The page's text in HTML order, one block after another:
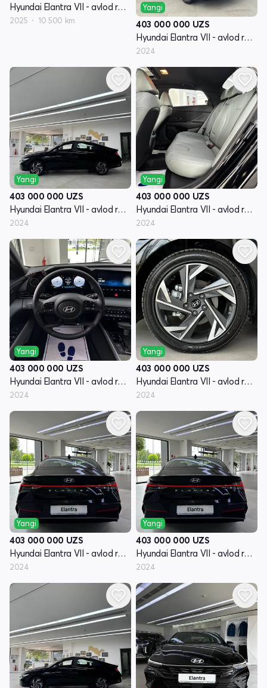
Hyundai Elantra VII - avlod restayling (CN7)
2025 10 500 km
Yangi
403 000 000 UZS
Hyundai Elantra VII - avlod restayling (CN7)
2024
Yangi
403 000 000 UZS
Hyundai Elantra VII - avlod restayling (CN7)
2024
Yangi
403 000 000 UZS
Hyundai Elantra VII - avlod restayling (CN7)
2024
Yangi
403 000 000 UZS
Hyundai Elantra VII - avlod restayling (CN7)
2024
Yangi
403 000 000 UZS
Hyundai Elantra VII - avlod restayling (CN7)
2024
Yangi
403 000 000 UZS
Hyundai Elantra VII - avlod restayling (CN7)
2024
Yangi
403 000 000 UZS
Hyundai Elantra VII - avlod restayling (CN7)
2024